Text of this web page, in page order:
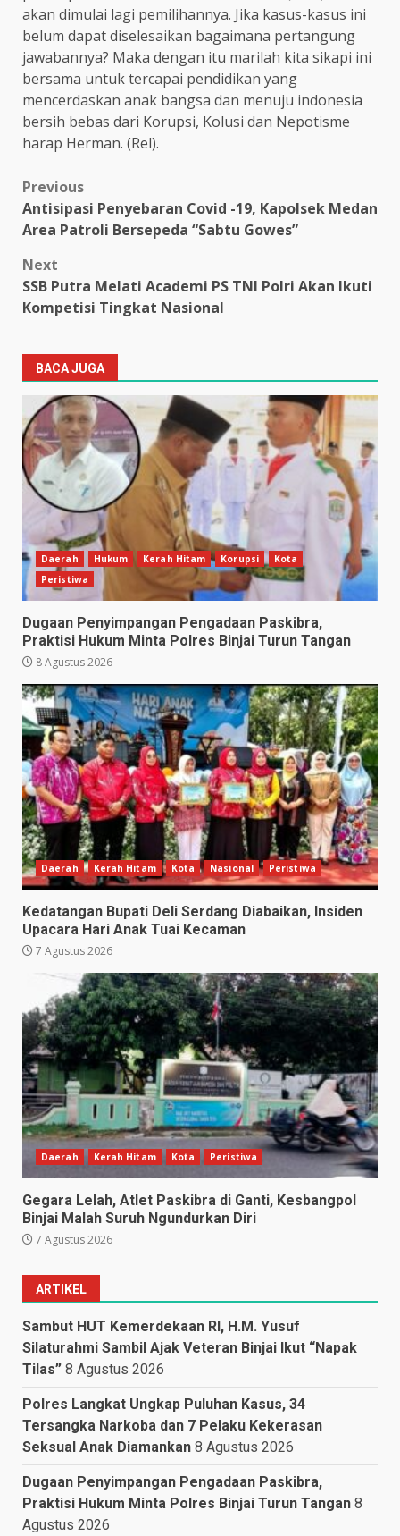
akan dimulai lagi pemilihannya. Jika kasus-kasus ini
belum dapat diselesaikan bagaimana pertangung
jawabannya? Maka dengan itu marilah kita sikapi ini
bersama untuk tercapai pendidikan yang
mencerdaskan anak bangsa dan menuju indonesia
bersih bebas dari Korupsi, Kolusi dan Nepotisme
harap Herman. (Rel).
Post
navigation
Previous
Antisipasi Penyebaran Covid -19, Kapolsek Medan
Area Patroli Bersepeda “Sabtu Gowes”
Next
SSB Putra Melati Academi PS TNI Polri Akan Ikuti
Kompetisi Tingkat Nasional
BACA JUGA
Daerah Hukum Kerah Hitam Korupsi
Kota
Peristiwa
Dugaan Penyimpangan Pengadaan Paskibra,
Praktisi Hukum Minta Polres Binjai Turun Tangan
8 Agustus 2026
Daerah Kerah Hitam Kota Nasional Peristiwa
Kedatangan Bupati Deli Serdang Diabaikan, Insiden
Upacara Hari Anak Tuai Kecaman
7 Agustus 2026
Daerah Kerah Hitam Kota Peristiwa
Gegara Lelah, Atlet Paskibra di Ganti, Kesbangpol
Binjai Malah Suruh Ngundurkan Diri
7 Agustus 2026
ARTIKEL
Sambut HUT Kemerdekaan RI, H.M. Yusuf
Silaturahmi Sambil Ajak Veteran Binjai Ikut “Napak
Tilas” 8 Agustus 2026
Polres Langkat Ungkap Puluhan Kasus, 34
Tersangka Narkoba dan 7 Pelaku Kekerasan
Seksual Anak Diamankan 8 Agustus 2026
Dugaan Penyimpangan Pengadaan Paskibra,
Praktisi Hukum Minta Polres Binjai Turun Tangan 8
Agustus 2026